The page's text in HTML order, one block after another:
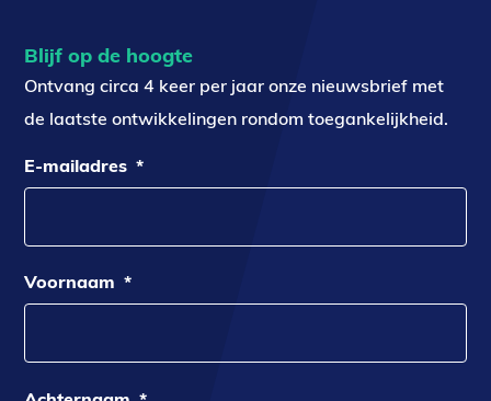
Blijf op de hoogte
Ontvang circa 4 keer per jaar onze nieuwsbrief met
de laatste ontwikkelingen rondom toegankelijkheid.
E-mailadres *
Voornaam *